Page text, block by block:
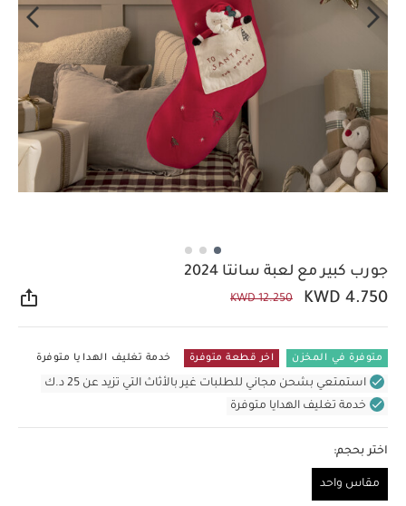
جورب كبير مع لعبة سانتا 2024
KWD 4.750
KWD 12.250
متوفرة في المخزن اخر قطعة متوفرة خدمة تغليف الهدايا متوفرة
استمتعي بشحن مجاني للطلبات غير بالأثاث التي تزيد عن 25 د.ك
خدمة تغليف الهدايا متوفرة
اختر بحجم:
مقاس واحد